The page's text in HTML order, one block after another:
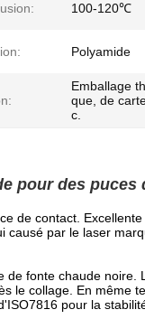
100-120℃
Polyamide
Emballage
que, de
c.
pour des puces
de contact.
par le laser
fonte chaude noire.
le collage. En même
pour la